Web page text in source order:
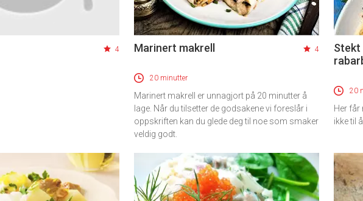
4 Marinert makrell 4
20 minutter
Marinert makrell er unnagjort på 20 minutter å
lage. Når du tilsetter de godsakene vi foreslår i
oppskriften kan du glede deg til noe som smaker
veldig godt.
Stekt
20
Her får
ikke til